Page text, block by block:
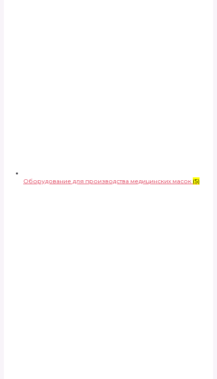
Оборудование для производства медицинских масок (5)